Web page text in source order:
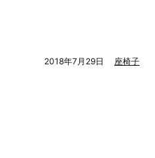
2018年7月29日 座椅子